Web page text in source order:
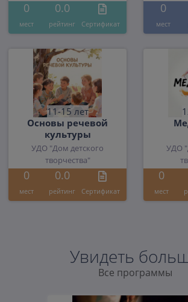
0 0.0
мест рейтинг Cертификат
0
мест
11-15 лет
Основы речевой
культуры
УДО "Дом детского
творчества"
0 0.0
мест рейтинг Cертификат
УДО
0
мест
Увидеть
Все программы